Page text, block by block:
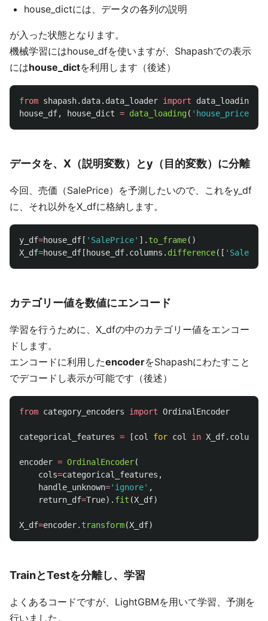
house_dictには、データの各列の説明
が入った状態となります。
機械学習にはhouse_dfを使いますが、Shapashでの表示
にはhouse_dictを利用します（後述）
from shapash.data.data_loader import
data_loading
house_df, house_dict = data_loading( ' house_prices
データを、X（説明変数）とy（目的変数）に分離
今回、売価（SalePrice）を予測したいので、これをy_df
に、それ以外をX_dfに格納します。
y_df=house_df [ ' SalePrice' ]. to_frame()
X_df=house_df [ house_df. columns . difference([ '
カテゴリー値を数値にエンコード
学習を行うために、X_dfの中のカテゴリー値をエンコー
ドします。
エンコードに利用したencoderをShapashにわたすこと
でデコードし表示が可能です（後述）
from category_encoders import OrdinalEncoder
categorical_features = [col for col in X_df. columns
encoder = OrdinalEncoder(
cols=categorical_features ,
handle_unknown=' ignore' ,
return_df=True). fit (X_df)
X_df=encoder. transform(X_df)
TrainとTestを分離し、学習
よくあるコードですが、LightGBMを用いて学習、予測を
行いました。